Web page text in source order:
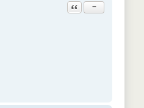
Ответить с цитатой
−